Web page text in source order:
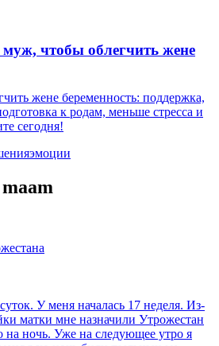
чтобы облегчить жене
жене беременность: поддержка,
к родам, меньше стресса и
сегодня!
эмоции
У меня началась 17 неделя. Из-
матки мне назначили Утрожестан
на ночь. Уже на следующее утро я